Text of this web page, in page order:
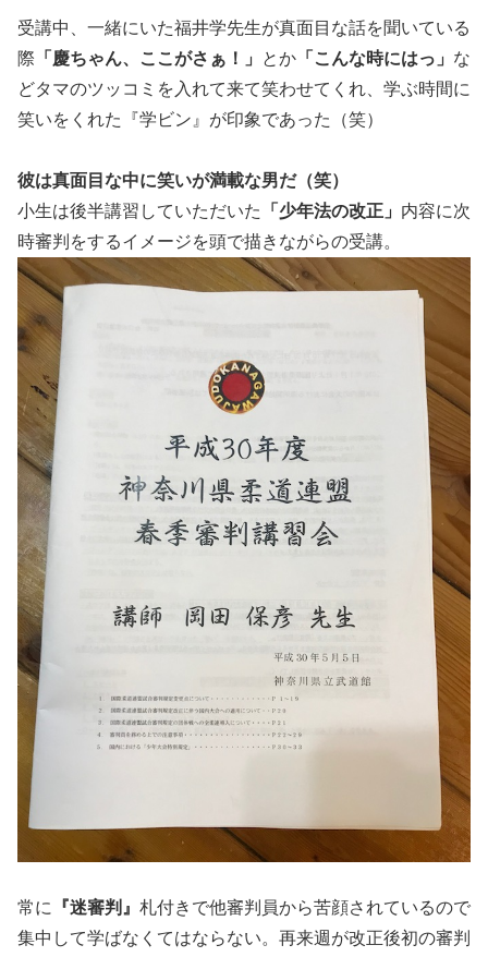
受講中、一緒にいた福井学先生が真面目な話を聞いている
際 「慶ちゃん、ここがさぁ！」 とか 「こんな時にはっ」 な
どタマのツッコミを入れて来て笑わせてくれ、学ぶ時間に
笑いをくれた『学ビン』が印象であった（笑）
彼は真面目な中に笑いが満載な男だ（笑）
小生は後半講習していただいた
「少年法の改正」 内容に次
時審判をするイメージを頭で描きながらの受講。
常に 『迷審判』 札付きで他審判員から苦顔されているので
集中して学ばなくてはならない。再来週が改正後初の審判